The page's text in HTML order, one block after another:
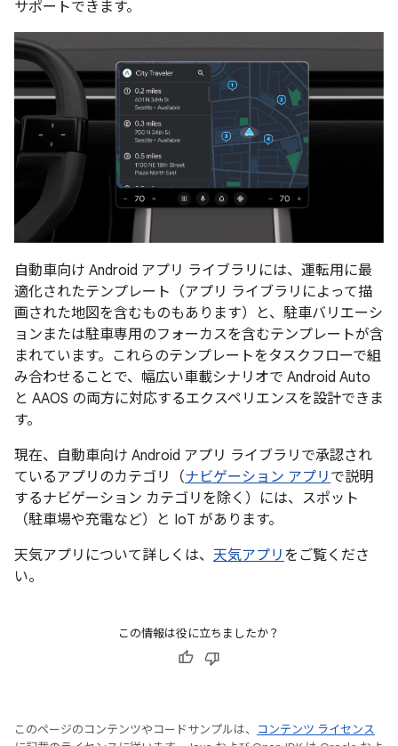
サポートできます。
自動車向け Android アプリ ライブラリには、運転用に最
適化されたテンプレート（アプリ ライブラリによって描
画された地図を含むものもあります）と、駐車バリエーシ
ョンまたは駐車専用のフォーカスを含むテンプレートが含
まれています。これらのテンプレートをタスクフローで組
み合わせることで、幅広い車載シナリオで Android Auto
と AAOS の両方に対応するエクスペリエンスを設計できま
す。
現在、自動車向け Android アプリ ライブラリで承認され
ているアプリのカテゴリ（ナビゲーション アプリ で説明
するナビゲーション カテゴリを除く）には、スポット
（駐車場や充電など）と IoT があります。
天気アプリについて詳しくは、 天気アプリ をご覧くださ
い。
この情報は役に立ちましたか？
このページのコンテンツやコードサンプルは、
コンテンツ ライセンス